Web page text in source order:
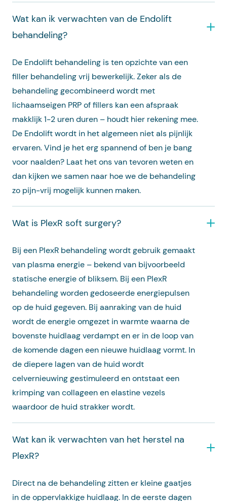
Wat kan ik verwachten van de Endolift
behandeling?
De Endolift behandeling is ten opzichte van een
filler behandeling vrij bewerkelijk. Zeker als de
behandeling gecombineerd wordt met
lichaamseigen PRP of fillers kan een afspraak
makklijk 1-2 uren duren – houdt hier rekening mee.
De Endolift wordt in het algemeen niet als pijnlijk
ervaren. Vind je het erg spannend of ben je bang
voor naalden? Laat het ons van tevoren weten en
dan kijken we samen naar hoe we de behandeling
zo pijn-vrij mogelijk kunnen maken.
Wat is PlexR soft surgery?
Bij een PlexR behandeling wordt gebruik gemaakt
van plasma energie – bekend van bijvoorbeeld
statische energie of bliksem. Bij een PlexR
behandeling worden gedoseerde energiepulsen
op de huid gegeven. Bij aanraking van de huid
wordt de energie omgezet in warmte waarna de
bovenste huidlaag verdampt en er in de loop van
de komende dagen een nieuwe huidlaag vormt. In
de diepere lagen van de huid wordt
celvernieuwing gestimuleerd en ontstaat een
krimping van collageen en elastine vezels
waardoor de huid strakker wordt.
Wat kan ik verwachten van het herstel na
PlexR?
Direct na de behandeling zitten er kleine gaatjes
in de oppervlakkige huidlaag. In de eerste dagen